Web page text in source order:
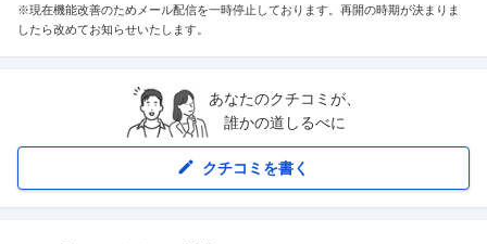
※現在機能改善のためメール配信を一時停止しております。再開の時期が決まりま
したら改めてお知らせいたします。
あなたのクチコミが、
誰かの道しるべに
クチコミを書く